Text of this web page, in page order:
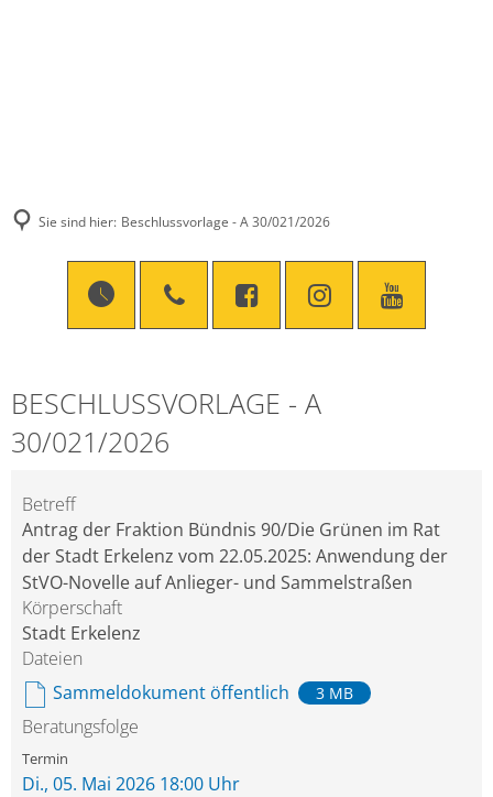
Sie sind hier: Beschlussvorlage - A 30/021/2026
BESCHLUSSVORLAGE - A
30/021/2026
Betreff
Antrag der Fraktion Bündnis 90/Die Grünen im Rat
der Stadt Erkelenz vom 22.05.2025: Anwendung der
StVO-Novelle auf Anlieger- und Sammelstraßen
Körperschaft
Stadt Erkelenz
Dateien
Sammeldokument öffentlich
3 MB
Beratungsfolge
Di., 05. Mai 2026 18:00 Uhr